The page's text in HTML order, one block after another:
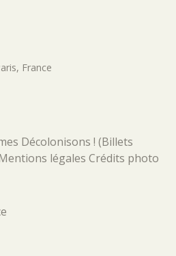
, France
Décolonisons ! (Billets
légales Crédits photo